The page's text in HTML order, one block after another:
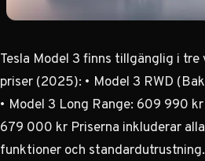
Tesla Model 3 finns tillgänglig i
priser (2025): • Model 3 RWD
• Model 3 Long Range: 609 990
679 000 kr Priserna inkluderar
funktioner och standardutrustning.